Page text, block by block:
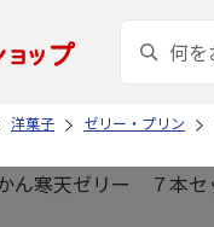
洋菓子 ゼリー・プリン